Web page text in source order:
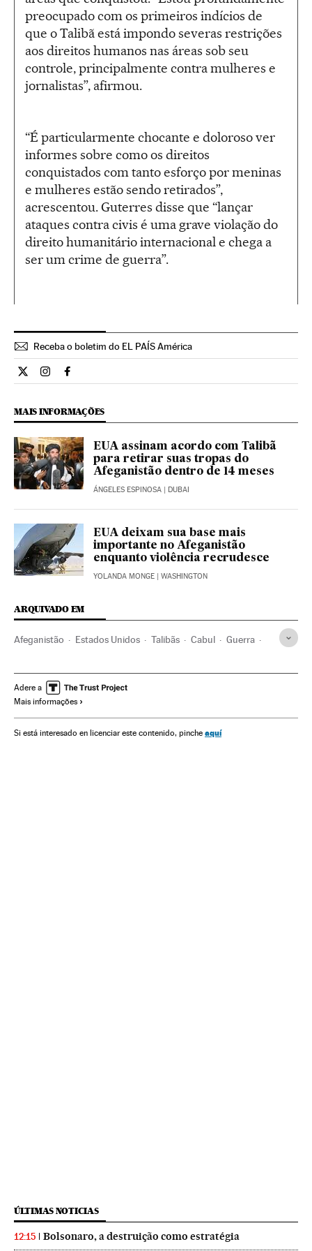
preocupado com os primeiros indícios de
que o Talibã está impondo severas restrições
aos direitos humanos nas áreas sob seu
controle, principalmente contra mulheres e
jornalistas”, afirmou.
“É particularmente chocante e doloroso ver
informes sobre como os direitos
conquistados com tanto esforço por meninas
e mulheres estão sendo retirados”,
acrescentou. Guterres disse que “lançar
ataques contra civis é uma grave violação do
direito humanitário internacional e chega a
ser um crime de guerra”.
Receba o boletim do EL PAÍS América
Internacional El País Brasil en Twitter
Internacional El País Brasil en Instagram
Internacional El País Brasil en Facebook
MAIS INFORMAÇÕES
EUA assinam acordo com Talibã
para retirar suas tropas do
Afeganistão dentro de 14 meses
ÁNGELES ESPINOSA | DUBAI
EUA deixam sua base mais
importante no Afeganistão
enquanto violência recrudesce
YOLANDA MONGE | WASHINGTON
ARQUIVADO EM
Afeganistão Estados Unidos Talibãs Cabul Guerra
Conflictos armados Conflitos políticos
Adere a
Mais informações
Si está interesado en licenciar este contenido, pinche aquí
ÚLTIMAS NOTICIAS
12:15 Bolsonaro, a destruição como estratégia